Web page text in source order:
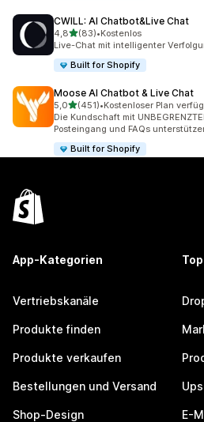
CWILL: AI Chatbot&Live Chat
4,8von 5 Sternen
(83)
83 Rezensionen insgesamt
•Kostenlos
Live-Chat mit intelligenter
Built for Shopify
Moose AI Chatbot & Live Chat
5,0von 5 Sternen
(451)
451 Rezensionen insgesamt
•Kostenloser Plan
Die Kundschaft mit
Posteingang und FAQs
Built for Shopify
App-Kategorien
Vertriebskanäle
Produkte finden
Produkte verkaufen
Bestellungen und Versand
Shop-Design E-